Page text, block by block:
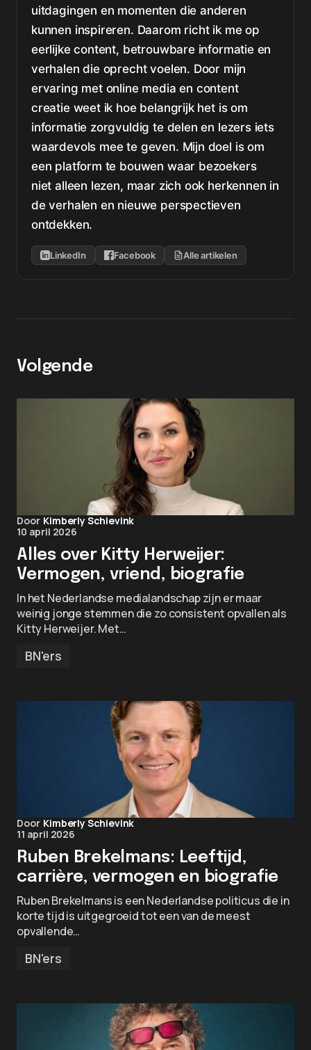
uitdagingen en momenten die anderen
kunnen inspireren. Daarom richt ik me op
eerlijke content, betrouwbare informatie en
verhalen die oprecht voelen. Door mijn
ervaring met online media en content
creatie weet ik hoe belangrijk het is om
informatie zorgvuldig te delen en lezers iets
waardevols mee te geven. Mijn doel is om
een platform te bouwen waar bezoekers
niet alleen lezen, maar zich ook herkennen in
de verhalen en nieuwe perspectieven
ontdekken.
LinkedIn Facebook Alle artikelen
Volgende
Door Kimberly Schievink
10 april 2026
Alles over Kitty Herweijer:
Vermogen, vriend, biografie
In het Nederlandse medialandschap zijn er maar
weinig jonge stemmen die zo consistent opvallen als
Kitty Herweijer. Met…
BN'ers
Door Kimberly Schievink
11 april 2026
Ruben Brekelmans: Leeftijd,
carrière, vermogen en biografie
Ruben Brekelmans is een Nederlandse politicus die in
korte tijd is uitgegroeid tot een van de meest
opvallende…
BN'ers